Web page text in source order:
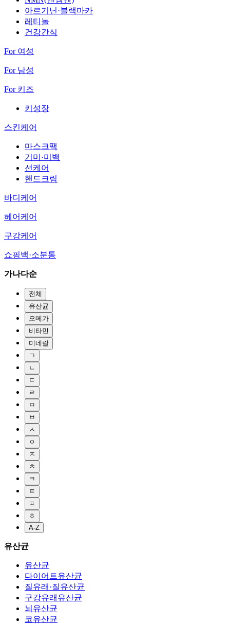
아르기닌·블랙마카
레티놀
건강간식
For 여성
For 남성
For 키즈
키성장
스킨케어
마스크팩
기미·미백
선케어
핸드크림
바디케어
헤어케어
구강케어
쇼핑백·소분통
가나다순
전체
유산균
오메가
비타민
미네랄
ㄱ
ㄴ
ㄷ
ㄹ
ㅁ
ㅂ
ㅅ
ㅇ
ㅈ
ㅊ
ㅋ
ㅌ
ㅍ
ㅎ
A-Z
유산균
유산균
다이어트유산균
질유래·질유산균
구강유래유산균
뇌유산균
코유산균